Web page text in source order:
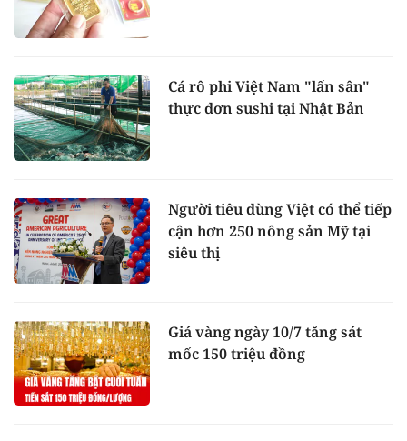
Cá rô phi Việt Nam "lấn sân"
thực đơn sushi tại Nhật Bản
Người tiêu dùng Việt có thể tiếp
cận hơn 250 nông sản Mỹ tại
siêu thị
Giá vàng ngày 10/7 tăng sát
mốc 150 triệu đồng